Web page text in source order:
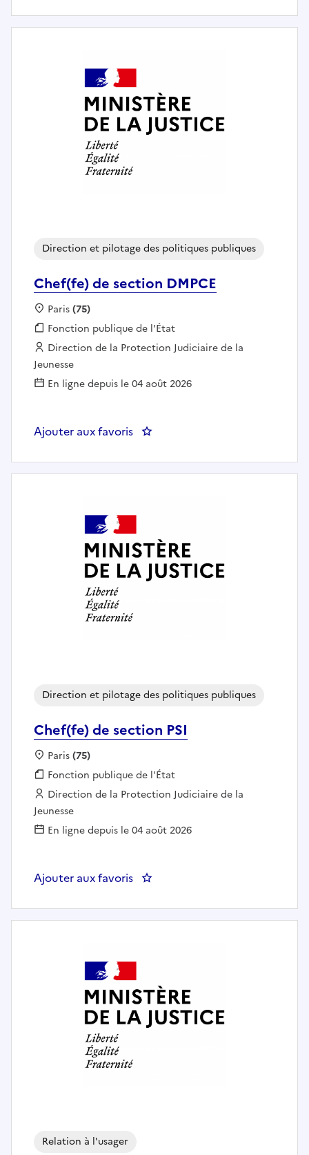
Chef(fe) de section DMPCE
Direction et pilotage des politiques publiques
Localisation :
Paris(75)
Fonction publique :
Fonction publique de l'État
Employeur :
Direction de la Protection Judiciaire de la
Jeunesse
En ligne depuis le 04 août 2026
Ajouter aux favoris : Chef(fe) de section DMPCE
Chef(fe) de section PSI
Direction et pilotage des politiques publiques
Localisation :
Paris(75)
Fonction publique :
Fonction publique de l'État
Employeur :
Direction de la Protection Judiciaire de la
Jeunesse
En ligne depuis le 04 août 2026
Ajouter aux favoris : Chef(fe) de section PSI
Relation à l'usager